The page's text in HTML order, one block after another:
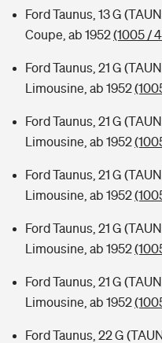
Ford Taunus, 13 G
Coupe, ab 1952(1005 /
Ford Taunus, 21 G
Limousine, ab 1952
Ford Taunus, 21 G
Limousine, ab 1952
Ford Taunus, 21 G
Limousine, ab 1952
Ford Taunus, 21 G
Limousine, ab 1952
Ford Taunus, 21 G
Limousine, ab 1952
Ford Taunus, 22 G